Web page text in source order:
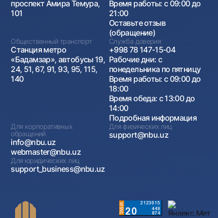
проспект Амира Темура,
101
Время работы: с 09:00 до
21:00
Оставьте отзыв
(обращение)
Общественный транспорт
Станция метро
«Бадамзар», автобусы 19,
24, 51, 67, 91, 93, 95, 115,
140
Служба доверия
+998 78 147-15-04
Рабочие дни: с
понедельника по пятницу
Время работы: с 09:00 до
18:00
Время обеда: с 13:00 до
14:00
Подробная информация
Для корпоративных
обращений
info@nbu.uz
webmaster@nbu.uz
Для физических лиц
support@nbu.uz
Для юридических лиц
support_business@nbu.uz